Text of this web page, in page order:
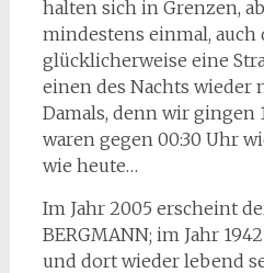
halten sich in Grenzen,
mindestens einmal, auch
glücklicherweise eine
einen des Nachts wieder
Damals, denn wir gingen
waren gegen 00:30 Uhr
wie heute…
Im Jahr 2005 erscheint
BERGMANN; im Jahr
und dort wieder lebend